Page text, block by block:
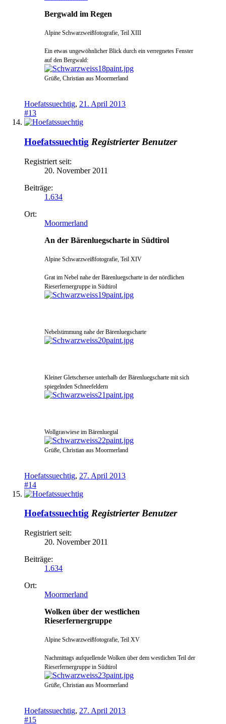
Bergwald im Regen
Alpine Schwarzweißfotografie, Teil XIII
Ein etwas ungewöhnlicher Blick durch ein verregnetes Fenster
auf den Bergwald:
Grüße, Christian aus Moormerland
Hoefatssuechtig, 21. April 2013
#13
Hoefatssuechtig Registrierter Benutzer
Registriert seit:
20. November 2011
Beiträge:
1.634
Ort:
Moormerland
An der Bärenluegscharte in Südtirol
Alpine Schwarzweißfotografie, Teil XIV
Grat im Nebel nahe der Bärenluegscharte in der nördlichen
Rieserfernergruppe in Südtirol
Nebelstimmung nahe der Bärenluegscharte
Kleiner Gletschersee unterhalb der Bärenluegscharte mit sich
spiegelnden Schneefeldern
Wollgraswiese im Bärenluegtal
Grüße, Christian aus Moormerland
Hoefatssuechtig, 27. April 2013
#14
Hoefatssuechtig Registrierter Benutzer
Registriert seit:
20. November 2011
Beiträge:
1.634
Ort:
Moormerland
Wolken über der westlichen
Rieserfernergruppe
Alpine Schwarzweißfotografie, Teil XV
Nachmittags aufquellende Wolken über dem westlichen Teil der
Rieserfernergruppe in Südtirol
Grüße, Christian aus Moormerland
Hoefatssuechtig, 27. April 2013
#15